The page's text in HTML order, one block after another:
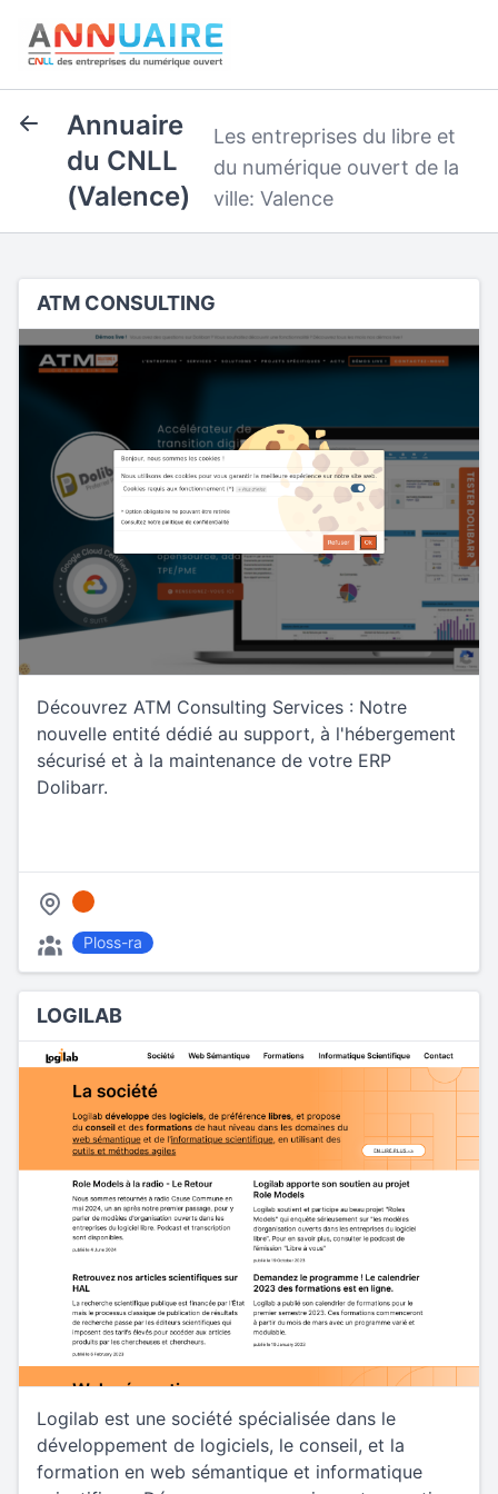
Annuaire
du CNLL
(Valence)
Les entreprises du libre et
du numérique ouvert de la
ville: Valence
ATM CONSULTING
Découvrez ATM Consulting Services : Notre
nouvelle entité dédié au support, à l'hébergement
sécurisé et à la maintenance de votre ERP
Dolibarr.
Ploss-ra
LOGILAB
Logilab est une société spécialisée dans le
développement de logiciels, le conseil, et la
formation en web sémantique et informatique